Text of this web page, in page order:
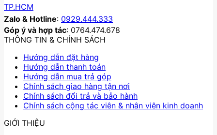
TP.HCM
Zalo & Hotline: 0929.444.333
Góp ý và hợp tác: 0764.474.678
THÔNG TIN & CHÍNH SÁCH
Hướng dẫn đặt hàng
Hướng dẫn thanh toán
Hướng dẫn mua trả góp
Chính sách giao hàng tận nơi
Chính sách đổi trả và bảo hành
Chính sách cộng tác viên & nhân viên kinh doanh
GIỚI THIỆU